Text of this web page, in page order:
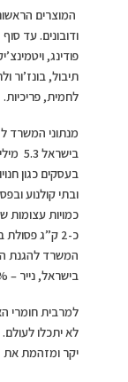
המוצרים
ודובונים. עד
פודינג,
תיבול, בונז’ור
לחמית, פריכיות.
מנתוני המשרד
בעסקים כגון
ובתי קולנוע
כמויות
בישראל, נייר – 15.8% וקרטון -12.25%.
למרבית חומרי
לא יתכלו
יקר ומזהמת את